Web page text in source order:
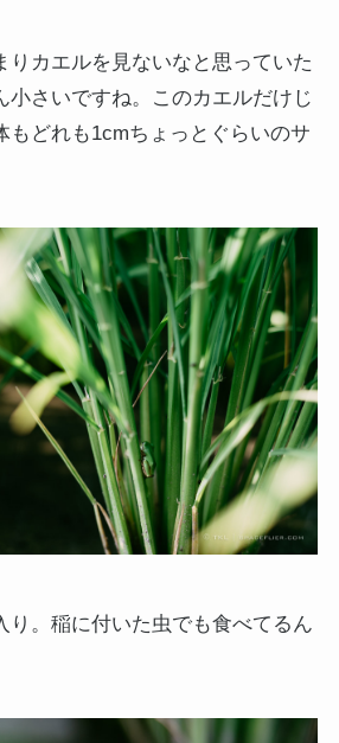
りカエルを見ないなと思っていた
小さいですね。このカエルだけじ
もどれも1cmちょっとぐらいのサ
り。稲に付いた虫でも食べてるん